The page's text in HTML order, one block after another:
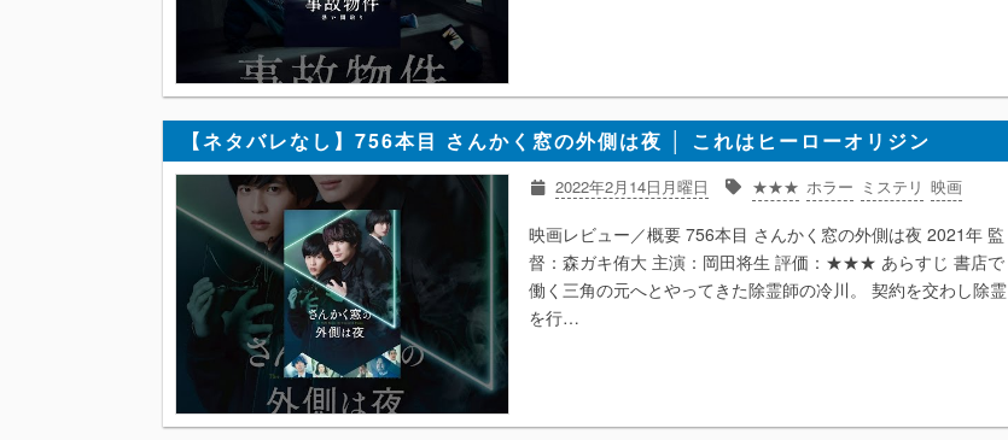
【ネタバレなし】756本目 さんかく窓の外側は夜 │ これはヒーローオリジン
2022年2月14日月曜日 ★★★ ホラー ミステリ 映画
映画レビュー／概要 756本目 さんかく窓の外側は夜 2021年 監
督：森ガキ侑大 主演：岡田将生 評価：★★★ あらすじ 書店で
働く三角の元へとやってきた除霊師の冷川。 契約を交わし除霊
を行…